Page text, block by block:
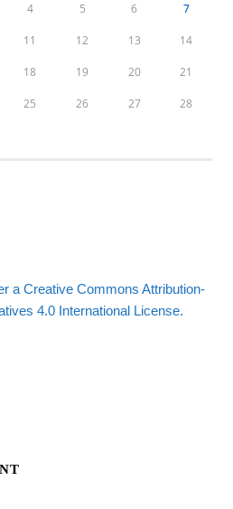
4 5 6 7
11 12 13 14
18 19 20 21
25 26 27 28
a Creative Commons Attribution-
4.0 International License.